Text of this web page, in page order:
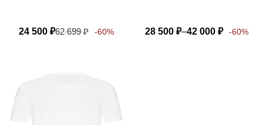
24 500 ₽62 699₽ -60% 28 500 ₽–42 000 ₽ -60%